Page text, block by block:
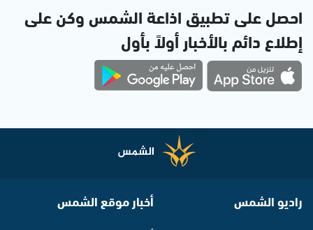
احصل على تطبيق اذاعة الشمس وكن على
إطلاع دائم بالأخبار أولاً بأول
راديو الشمس أخبار موقع الشمس